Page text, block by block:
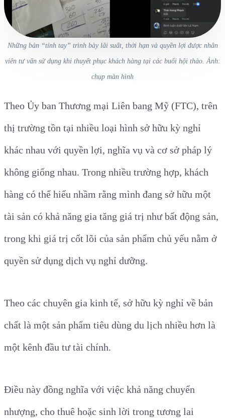
Những bản “tính tay” trình bày lãi suất, thời hạn và quyền lợi được nhân
viên tư vấn sử dụng khi thuyết phục khách hàng tại các buổi hội thảo. Ảnh:
chụp màn hình
Theo Ủy ban Thương mại Liên bang Mỹ (FTC), trên
thị trường tồn tại nhiều loại hình sở hữu kỳ nghỉ
khác nhau với quyền lợi, nghĩa vụ và cơ sở pháp lý
không giống nhau. Trong nhiều trường hợp, khách
hàng có thể hiểu nhầm rằng mình đang sở hữu một
tài sản có khả năng gia tăng giá trị như bất động sản,
trong khi giá trị cốt lõi của sản phẩm chủ yếu nằm ở
quyền sử dụng dịch vụ nghỉ dưỡng.
Theo các chuyên gia kinh tế, sở hữu kỳ nghỉ về bản
chất là một sản phẩm tiêu dùng du lịch nhiều hơn là
một kênh đầu tư tài chính.
Điều này đồng nghĩa với việc khả năng chuyển
nhượng, cho thuê hoặc sinh lời trong tương lai